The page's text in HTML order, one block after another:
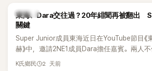
K-POP
東海、Dara交往過？20年緋聞再被翻出
關鍵
Super Junior成員東海近日在YouTube節目《
赫》中，邀請2NE1成員Dara擔任嘉賓。兩人
青澀往事，也首度聊起當年鬧得沸沸揚揚的緋
K氏鄉民 2 天前